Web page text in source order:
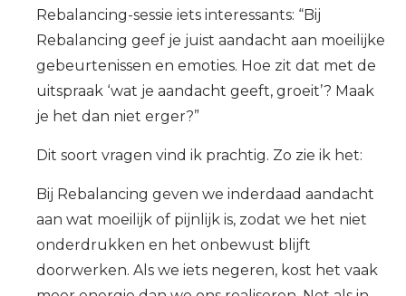
Rebalancing-sessie iets interessants: “Bij
Rebalancing geef je juist aandacht aan moeilijke
gebeurtenissen en emoties. Hoe zit dat met de
uitspraak ‘wat je aandacht geeft, groeit’? Maak
je het dan niet erger?”
Dit soort vragen vind ik prachtig. Zo zie ik het:
Bij Rebalancing geven we inderdaad aandacht
aan wat moeilijk of pijnlijk is, zodat we het niet
onderdrukken en het onbewust blijft
doorwerken. Als we iets negeren, kost het vaak